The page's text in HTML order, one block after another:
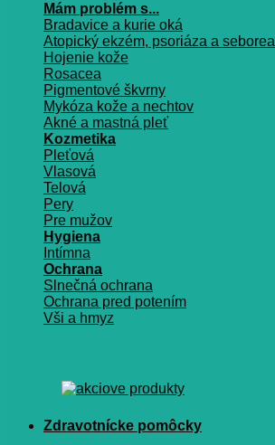
Mám problém s...
Bradavice a kurie oká
Atopický ekzém, psoriáza a seborea
Hojenie kože
Rosacea
Pigmentové škvrny
Mykóza kože a nechtov
Akné a mastná pleť
Kozmetika
Pleťová
Vlasová
Telová
Pery
Pre mužov
Hygiena
Intímna
Ochrana
Slnečná ochrana
Ochrana pred potením
Vši a hmyz
Zdravotnícke pomôcky